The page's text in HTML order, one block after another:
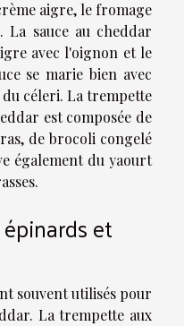
aigre, le fromage
sauce au cheddar
avec l'oignon et le
se marie bien avec
céleri. La trempette
est composée de
de brocoli congelé
également du yaourt
et
souvent utilisés pour
La trempette aux